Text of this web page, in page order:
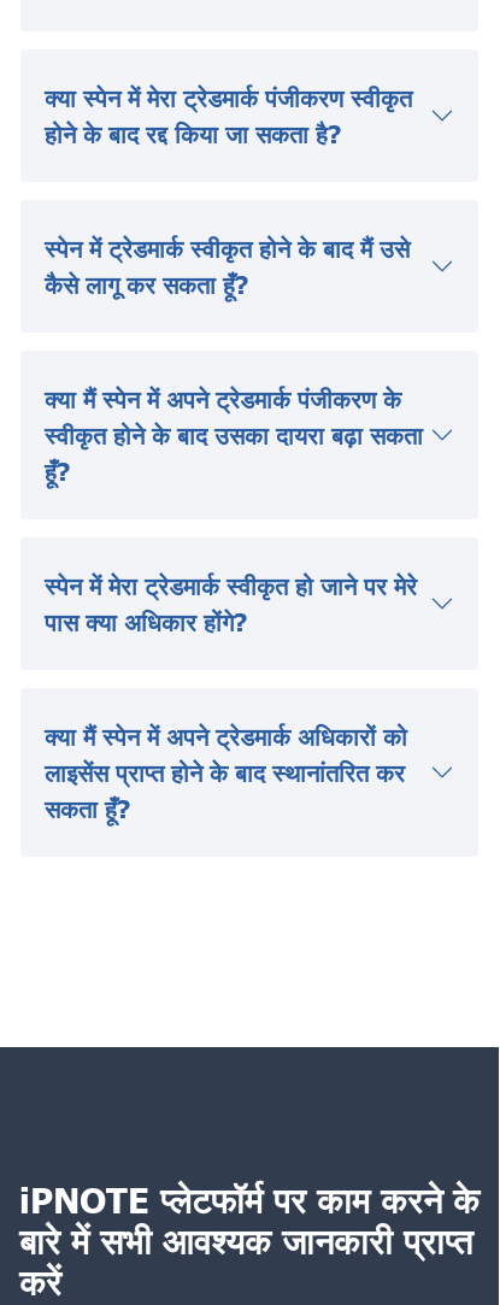
क्या स्पेन में मेरा ट्रेडमार्क पंजीकरण स्वीकृत
होने के बाद रद्द किया जा सकता है?
स्पेन में ट्रेडमार्क स्वीकृत होने के बाद मैं उसे
कैसे लागू कर सकता हूँ?
क्या मैं स्पेन में अपने ट्रेडमार्क पंजीकरण के
स्वीकृत होने के बाद उसका दायरा बढ़ा सकता
हूँ?
स्पेन में मेरा ट्रेडमार्क स्वीकृत हो जाने पर मेरे
पास क्या अधिकार होंगे?
क्या मैं स्पेन में अपने ट्रेडमार्क अधिकारों को
लाइसेंस प्राप्त होने के बाद स्थानांतरित कर
सकता हूँ?
iPNOTE प्लेटफॉर्म पर काम करने के
बारे में सभी आवश्यक जानकारी प्राप्त
करें